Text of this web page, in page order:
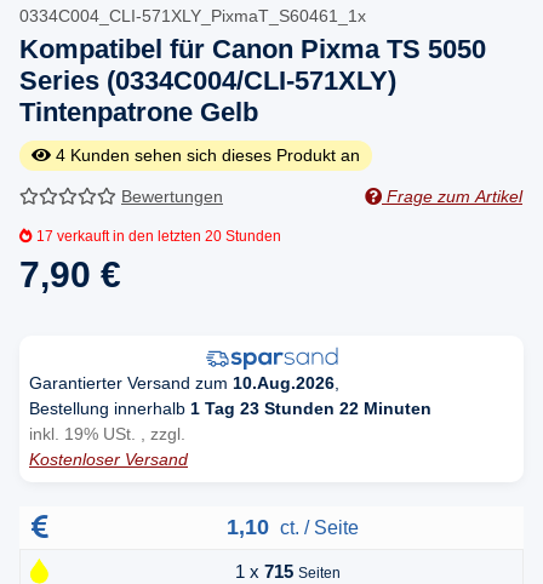
0334C004_CLI-571XLY_PixmaT_S60461_1x
Kompatibel für Canon Pixma TS 5050
Series (0334C004/CLI-571XLY)
Tintenpatrone Gelb
4 Kunden sehen sich dieses Produkt an
Bewertungen Frage zum Artikel
17 verkauft in den letzten 20 Stunden
7,90 €
Garantierter Versand zum 10.Aug.2026
Bestellung innerhalb 1 Tag 23 Stunden 22 Minuten
inkl. 19% USt. , zzgl.
Kostenloser Versand
1,10 ct. / Seite
1 x 715 Seiten